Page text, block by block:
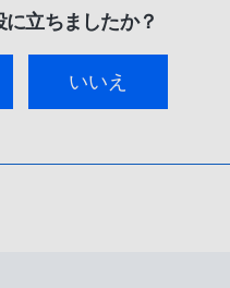
立ちましたか？
いいえ